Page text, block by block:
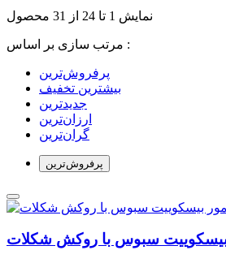
نمایش 1 تا 24 از 31 محصول
مرتب سازی بر اساس :
بیشترین تخفیف
جدیدترین
ارزان‌ترین
گران‌ترین
پرفروش‌ترین‌
بیسکوییت سبوس با روکش شکلات